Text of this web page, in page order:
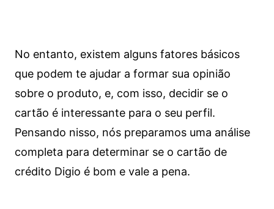
No entanto, existem alguns fatores básicos
que podem te ajudar a formar sua opinião
sobre o produto, e, com isso, decidir se o
cartão é interessante para o seu perfil.
Pensando nisso, nós preparamos uma análise
completa para determinar se o cartão de
crédito Digio é bom e vale a pena.